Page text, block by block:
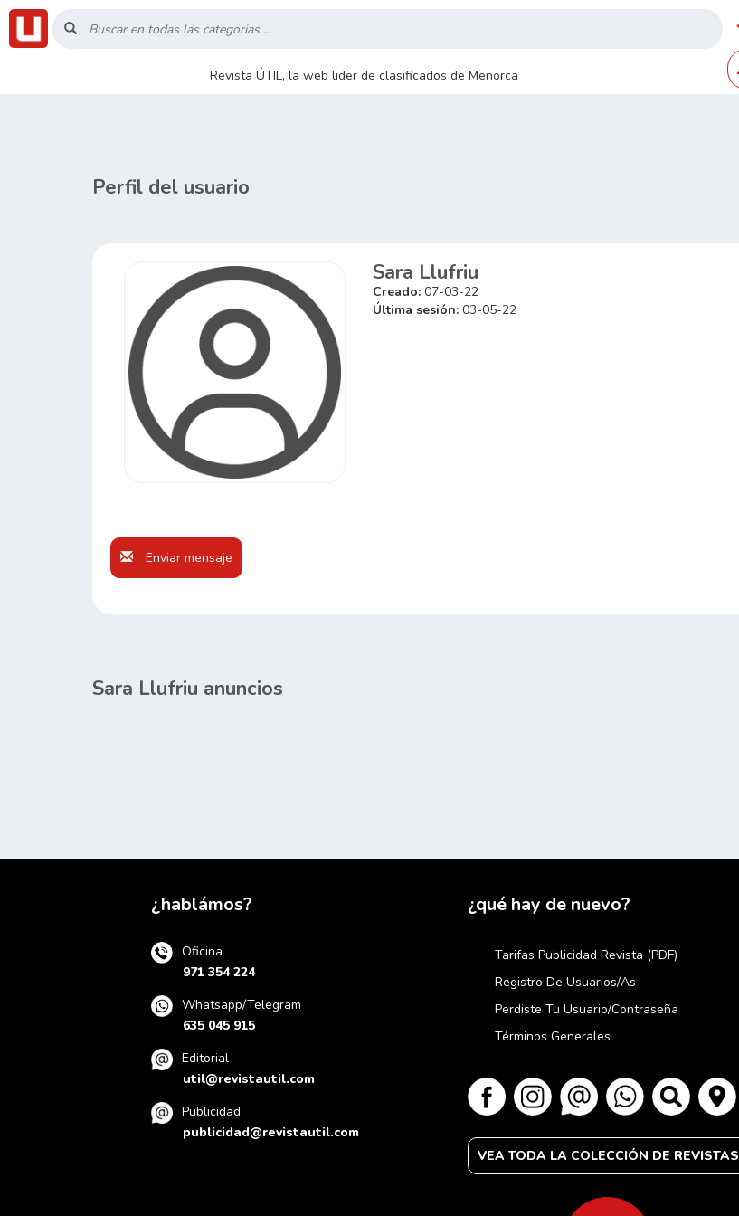
Revista ÚTIL, la web lider de clasificados de Menorca
Inicio
Perfil del usuario
Sara Llufriu
Creado: 07-03-22
Última sesión: 03-05-22
Enviar mensaje
Sara Llufriu anuncios
¿hablámos?
Oficina
971 354 224
Whatsapp/Telegram
635 045 915
Editorial
util@revistautil.com
Publicidad
publicidad@revistautil.com
¿qué hay de nuevo?
Tarifas Publicidad Revista (PDF)
Registro De Usuarios/as
Perdiste Tu Usuario/contraseña
Términos Generales
VEA TODA LA COLECCIÓN DE REVISTAS